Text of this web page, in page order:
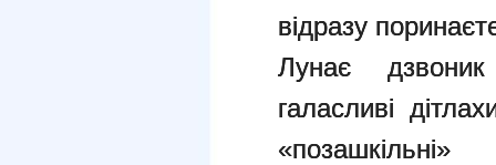
відразу
Лунає
галасливі